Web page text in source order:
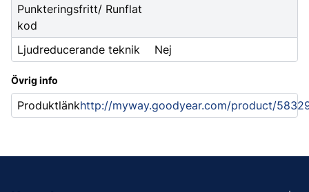
Punkteringsfritt/ Runflat
kod
Ljudreducerande teknik
Nej
Övrig info
Produktlänkhttp://myway.goodyear.com/product/